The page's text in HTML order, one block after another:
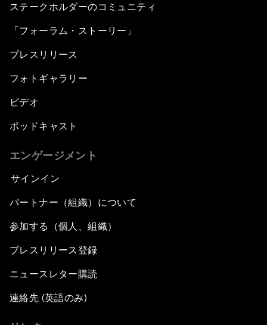
ステークホルダーのコミュニティ
「フォーラム・ストーリー」
プレスリリース
フォトギャラリー
ビデオ
ポッドキャスト
エンゲージメント
サインイン
パートナー（組織）について
参加する（個人、組織）
プレスリリース登録
ニュースレター購読
連絡先 (英語のみ)